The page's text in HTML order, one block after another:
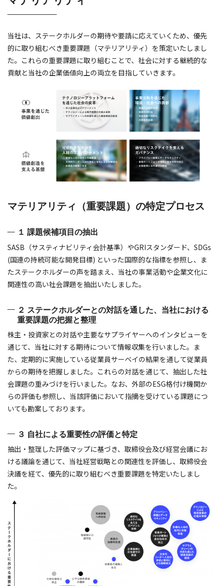
当社は、ステークホルダーの期待や要請に応えていくため、優先
的に取り組むべき重要課題（マテリアリティ）を策定いたしまし
た。これらの重要課題に取り組むことで、社会に対する継続的な
貢献と当社の企業価値向上の両立を目指していきます。
マテリアリティ（重要課題）の特定プロセス
１ 課題候補項目の抽出
SASB（サスティナビリティ会計基準）やGRIスタンダード、SDGs
(国連の持続可能な開発目標) といった国際的な指標を参照し、ま
たステークホルダーの声を踏まえ、当社の事業活動や企業文化に
関連性の高い社会課題を抽出いたしました。
２ ステークホルダーとの対話を通した、当社における
重要課題の把握と整理
株主・投資家との対話や主要なサプライヤーへのインタビューを
通じて、当社に対する期待について情報収集を行いました。ま
た、定期的に実施している従業員サーベイの結果を通して従業員
からの期待を把握しました。これらの対話を通じて、抽出した社
会課題の重みづけを行いました。なお、外部のESG格付け機関か
らの評価も参照し、当該評価において指摘を受けている課題につ
いても勘案しております。
３ 自社による重要性の評価と特定
抽出・整理した評価マップに基づき、取締役会及び経営会議にお
ける議論を通じて、当社経営戦略との関連性を評価し、取締役会
決議を経て、優先的に取り組むべき重要課題を特定いたしまし
た。